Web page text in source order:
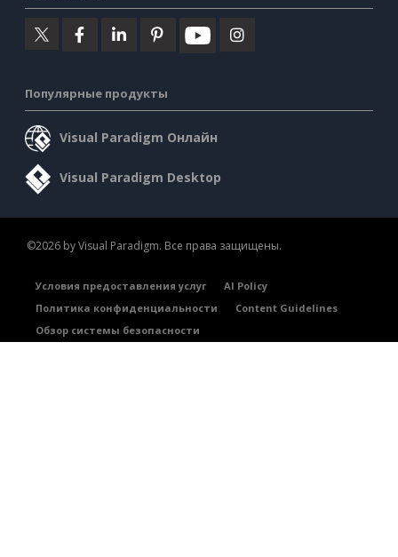
Популярные продукты
Visual Paradigm Онлайн
Visual Paradigm Desktop
©2026 by Visual Paradigm. Все права защищены.
Условия предоставления услуг
AI Policy
Политика конфиденциальности
Content Guidelines
Обзор системы безопасности